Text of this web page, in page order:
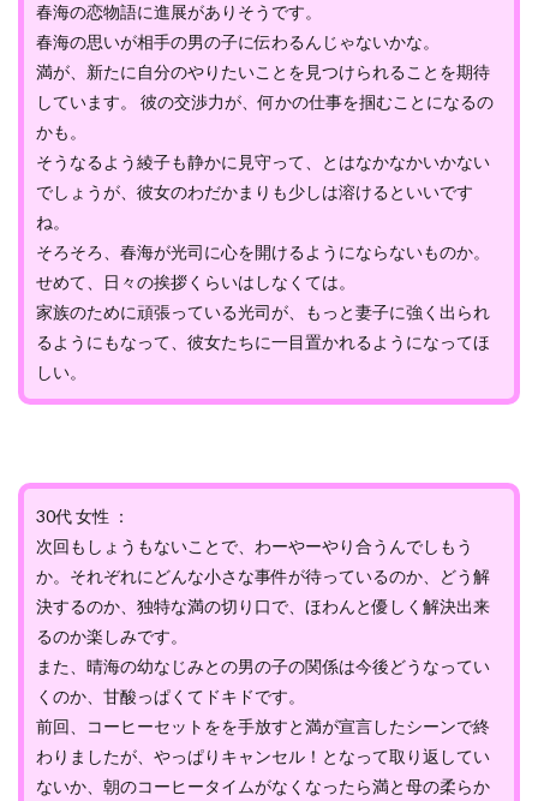
春海の恋物語に進展がありそうです。
春海の思いが相手の男の子に伝わるんじゃないかな。
満が、新たに自分のやりたいことを見つけられることを期待
しています。 彼の交渉力が、何かの仕事を掴むことになるの
かも。
そうなるよう綾子も静かに見守って、とはなかなかいかない
でしょうが、彼女のわだかまりも少しは溶けるといいです
ね。
そろそろ、春海が光司に心を開けるようにならないものか。
せめて、日々の挨拶くらいはしなくては。
家族のために頑張っている光司が、もっと妻子に強く出られ
るようにもなって、彼女たちに一目置かれるようになってほ
しい。
30代 女性 ：
次回もしょうもないことで、わーやーやり合うんでしもう
か。それぞれにどんな小さな事件が待っているのか、どう解
決するのか、独特な満の切り口で、ほわんと優しく解決出来
るのか楽しみです。
また、晴海の幼なじみとの男の子の関係は今後どうなってい
くのか、甘酸っぱくてドキドです。
前回、コーヒーセットをを手放すと満が宣言したシーンで終
わりましたが、やっぱりキャンセル！となって取り返してい
ないか、朝のコーヒータイムがなくなったら満と母の柔らか